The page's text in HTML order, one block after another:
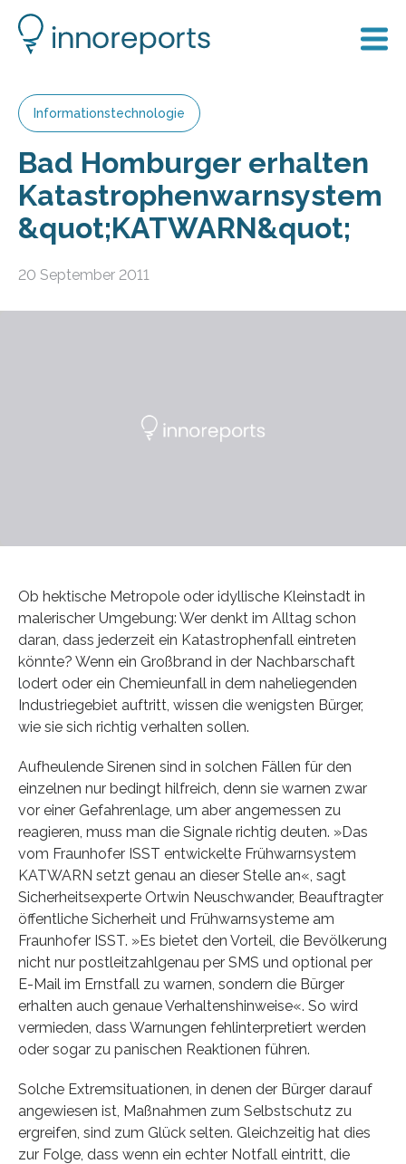
Informationstechnologie
Bad Homburger erhalten
Katastrophenwarnsystem
&quot;KATWARN&quot;
20 September 2011
Ob hektische Metropole oder idyllische Kleinstadt in
malerischer Umgebung: Wer denkt im Alltag schon
daran, dass jederzeit ein Katastrophenfall eintreten
könnte? Wenn ein Großbrand in der Nachbarschaft
lodert oder ein Chemieunfall in dem naheliegenden
Industriegebiet auftritt, wissen die wenigsten Bürger,
wie sie sich richtig verhalten sollen.
Aufheulende Sirenen sind in solchen Fällen für den
einzelnen nur bedingt hilfreich, denn sie warnen zwar
vor einer Gefahrenlage, um aber angemessen zu
reagieren, muss man die Signale richtig deuten. »Das
vom Fraunhofer ISST entwickelte Frühwarnsystem
KATWARN setzt genau an dieser Stelle an«, sagt
Sicherheitsexperte Ortwin Neuschwander, Beauftragter
öffentliche Sicherheit und Frühwarnsysteme am
Fraunhofer ISST. »Es bietet den Vorteil, die Bevölkerung
nicht nur postleitzahlgenau per SMS und optional per
E-Mail im Ernstfall zu warnen, sondern die Bürger
erhalten auch genaue Verhaltenshinweise«. So wird
vermieden, dass Warnungen fehlinterpretiert werden
oder sogar zu panischen Reaktionen führen.
Solche Extremsituationen, in denen der Bürger darauf
angewiesen ist, Maßnahmen zum Selbstschutz zu
ergreifen, sind zum Glück selten. Gleichzeitig hat dies
zur Folge, dass wenn ein echter Notfall eintritt, die